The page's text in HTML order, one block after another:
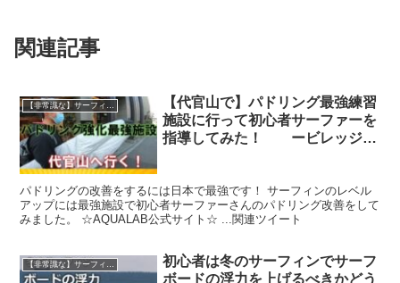
関連記事
【非常識な】サーフィン上達マニュアル
【代官山で】パドリング最強練習
施設に行って初心者サーファーを
指導してみた！ ービレッジサ
パドリングの改善をするには日本で最強です！ サーフィンのレベル
アップには最強施設で初心者サーファーさんのパドリング改善をして
みました。 ☆AQUALAB公式サイト☆ ...関連ツイート
【非常識な】サーフィン上達マニュアル
初心者は冬のサーフィンでサーフ
ボードの浮力を上げるべきかどう